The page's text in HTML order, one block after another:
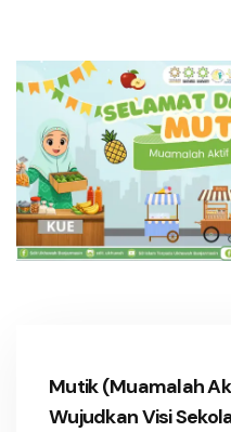
Mutik (Muamalah
Wujudkan Visi